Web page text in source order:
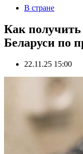
В стране
Как
Беларуси по
22.11.25 15:00